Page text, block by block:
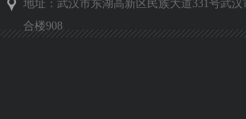
地址：武汉市东湖高新区民族大道331号武
合楼908